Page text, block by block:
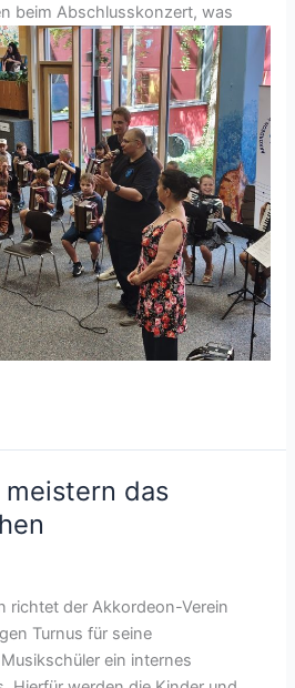
beim Abschlusskonzert, was
das
richtet der Akkordeon-Verein
Turnus für seine
ein internes